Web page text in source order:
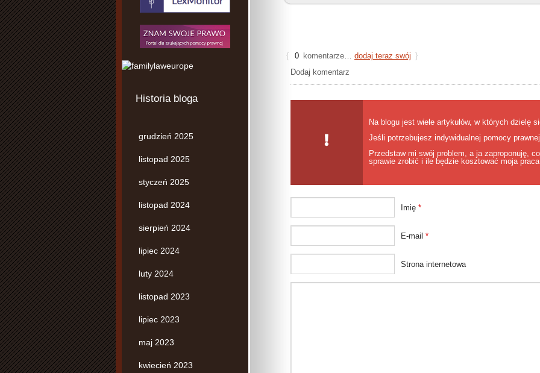
{ 0 komentarze… dodaj teraz swój }
Dodaj komentarz
Na blogu jest wiele artykułów, w których dzielę
Jeśli potrzebujesz indywidualnej pomocy
Przedstaw mi swój problem, a ja zaproponuję,
sprawie zrobić i ile będzie kosztować moja
Imię *
E-mail *
Strona internetowa
Historia bloga
grudzień 2025
listopad 2025
styczeń 2025
listopad 2024
sierpień 2024
lipiec 2024
luty 2024
listopad 2023
lipiec 2023
maj 2023
kwiecień 2023